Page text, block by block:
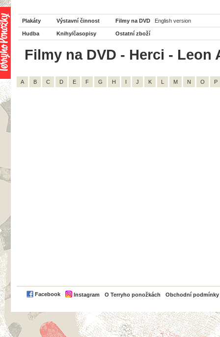
Plakáty Výstavní činnost Filmy na DVD English version
Hudba Knihy/časopisy Ostatní zboží
Filmy na DVD - Herci - Leon
A B C D E F G H I J K L M N O P
Facebook Instagram O Terryho ponožkách Obchodní podmínky
PayPal